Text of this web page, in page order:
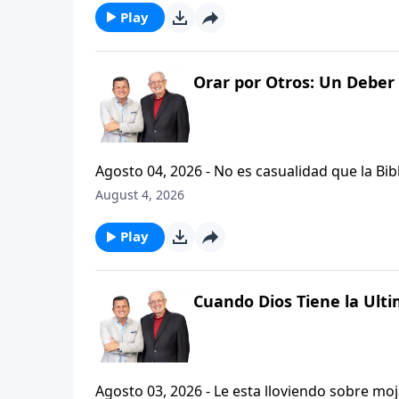
Play
Orar por Otros: Un Deber
Agosto 04, 2026 - No es casualidad que la Biblia contenga
profetas, apostoles...de gente comun y
especifica.
August 4, 2026
Play
Cuando Dios Tiene la
Agosto 03, 2026 - Le esta lloviendo sobre mojado? Siente que el dolor y el sufrimiento se han